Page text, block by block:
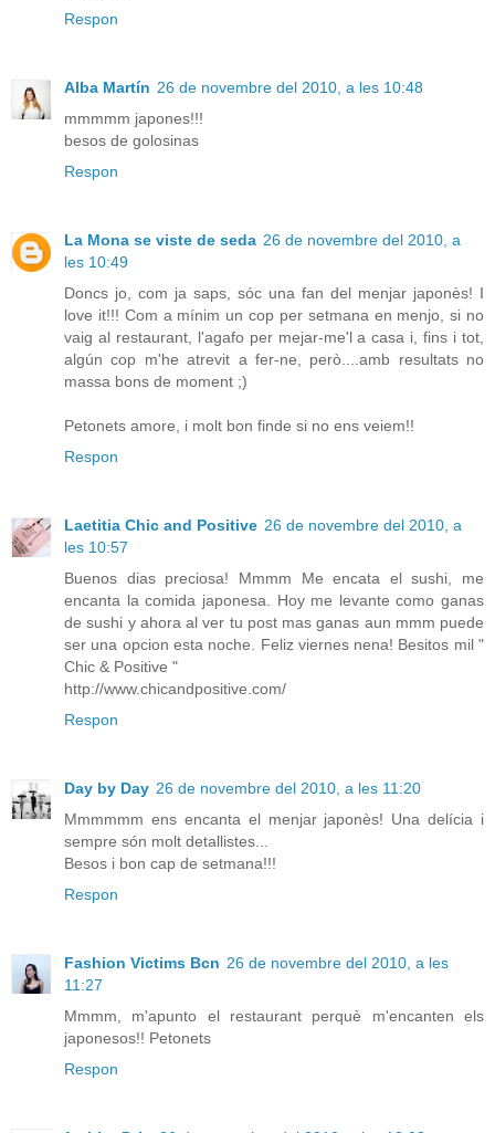
Respon
Alba Martín 26 de novembre del 2010, a les 10:48
mmmmm japones!!!
besos de golosinas
Respon
La Mona se viste de seda 26 de novembre del 2010, a
les 10:49
Doncs jo, com ja saps, sóc una fan del menjar japonès! I
love it!!! Com a mínim un cop per setmana en menjo, si no
vaig al restaurant, l'agafo per mejar-me'l a casa i, fins i tot,
algún cop m'he atrevit a fer-ne, però....amb resultats no
massa bons de moment ;)
Petonets amore, i molt bon finde si no ens veiem!!
Respon
Laetitia Chic and Positive 26 de novembre del 2010, a
les 10:57
Buenos dias preciosa! Mmmm Me encata el sushi, me
encanta la comida japonesa. Hoy me levante como ganas
de sushi y ahora al ver tu post mas ganas aun mmm puede
ser una opcion esta noche. Feliz viernes nena! Besitos mil "
Chic & Positive "
http://www.chicandpositive.com/
Respon
Day by Day 26 de novembre del 2010, a les 11:20
Mmmmmm ens encanta el menjar japonès! Una delícia i
sempre són molt detallistes...
Besos i bon cap de setmana!!!
Respon
Fashion Victims Bcn 26 de novembre del 2010, a les
11:27
Mmmm, m'apunto el restaurant perquè m'encanten els
japonesos!! Petonets
Respon